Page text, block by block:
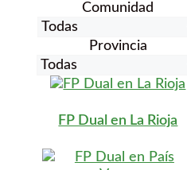
Comunidad
Provincia
FP Dual en La Rioja